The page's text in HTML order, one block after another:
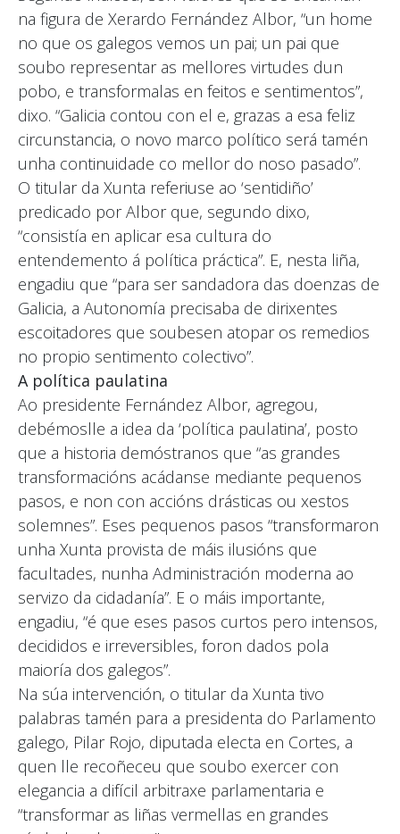
na figura de Xerardo Fernández Albor, “un home
no que os galegos vemos un pai; un pai que
soubo representar as mellores virtudes dun
pobo, e transformalas en feitos e sentimentos”,
dixo. “Galicia contou con el e, grazas a esa feliz
circunstancia, o novo marco político será tamén
unha continuidade co mellor do noso pasado”.
O titular da Xunta referiuse ao ‘sentidiño’
predicado por Albor que, segundo dixo,
“consistía en aplicar esa cultura do
entendemento á política práctica”. E, nesta liña,
engadiu que “para ser sandadora das doenzas de
Galicia, a Autonomía precisaba de dirixentes
escoitadores que soubesen atopar os remedios
no propio sentimento colectivo”.
A política paulatina
Ao presidente Fernández Albor, agregou,
debémoslle a idea da ‘política paulatina’, posto
que a historia demóstranos que “as grandes
transformacións acádanse mediante pequenos
pasos, e non con accións drásticas ou xestos
solemnes”. Eses pequenos pasos “transformaron
unha Xunta provista de máis ilusións que
facultades, nunha Administración moderna ao
servizo da cidadanía”. E o máis importante,
engadiu, “é que eses pasos curtos pero intensos,
decididos e irreversibles, foron dados pola
maioría dos galegos”.
Na súa intervención, o titular da Xunta tivo
palabras tamén para a presidenta do Parlamento
galego, Pilar Rojo, diputada electa en Cortes, a
quen lle recoñeceu que soubo exercer con
elegancia a difícil arbitraxe parlamentaria e
“transformar as liñas vermellas en grandes